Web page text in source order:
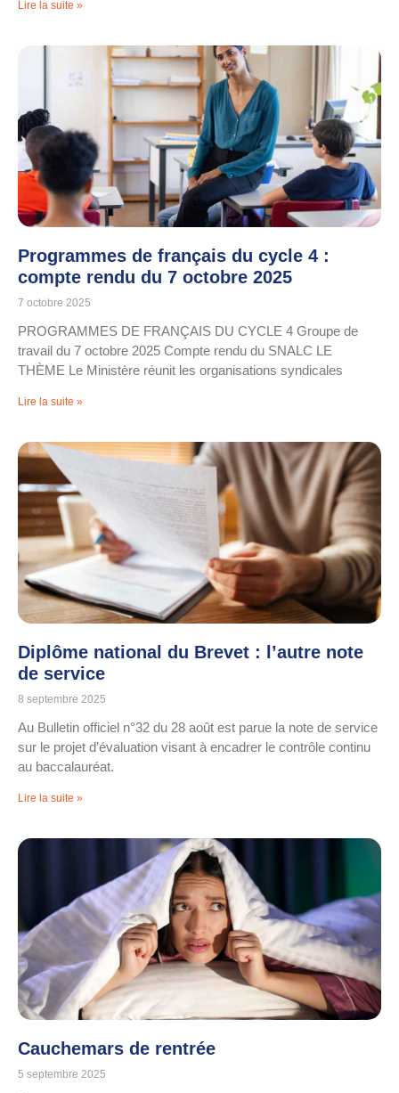
Lire la suite »
Programmes de français du cycle 4 :
compte rendu du 7 octobre 2025
7 octobre 2025
PROGRAMMES DE FRANÇAIS DU CYCLE 4 Groupe de
travail du 7 octobre 2025 Compte rendu du SNALC LE
THÈME Le Ministère réunit les organisations syndicales
Lire la suite »
Diplôme national du Brevet : l’autre note
de service
8 septembre 2025
Au Bulletin officiel n°32 du 28 août est parue la note de service
sur le projet d’évaluation visant à encadrer le contrôle continu
au baccalauréat.
Lire la suite »
Cauchemars de rentrée
5 septembre 2025